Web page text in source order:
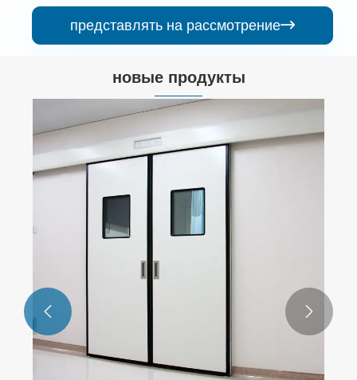
представлять на рассмотрение
новые продукты
 